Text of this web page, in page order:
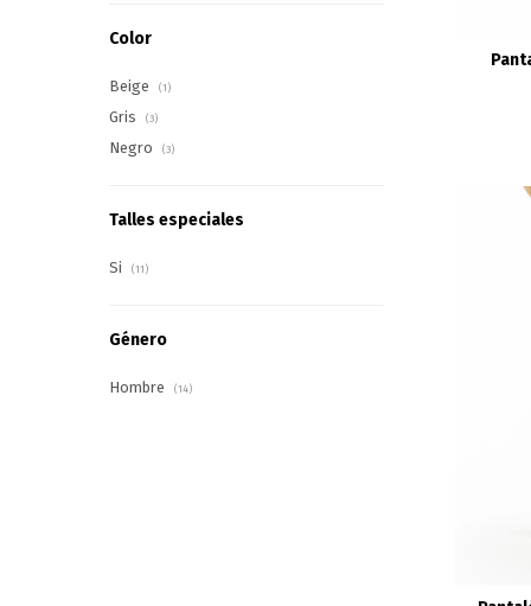
Color
Beige (1)
Gris (3)
Negro (3)
Talles especiales
Si (11)
Género
Hombre (14)